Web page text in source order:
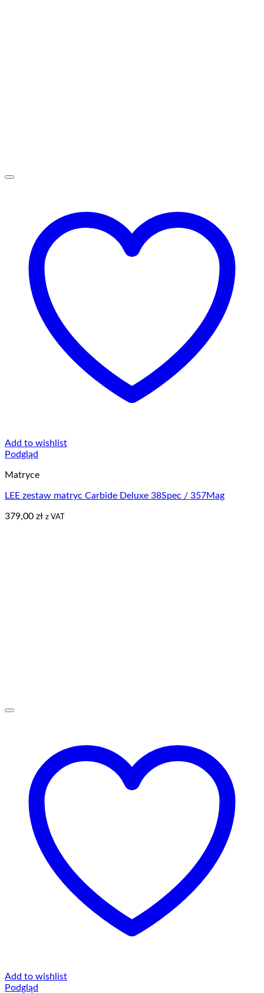
Add to wishlist
Podgląd
Matryce
LEE zestaw matryc Carbide Deluxe 38Spec / 357Mag
379,00 zł z VAT
Add to wishlist
Podgląd